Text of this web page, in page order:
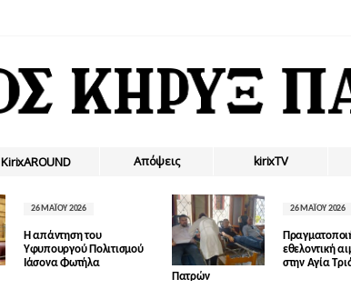
ΚirixAROUND Απόψεις kirixTV
26 ΜΑΪ́ΟΥ 2026
Η απάντηση του
Υφυπουργού Πολιτισμού
Ιάσονα Φωτήλα
26 ΜΑΪ́ΟΥ 2026
εθελοντική
στην Αγία
Πατρών